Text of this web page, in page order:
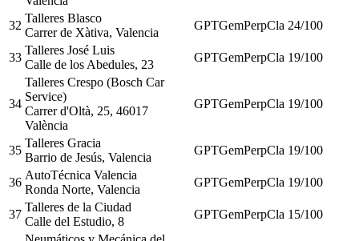
32
Talleres Blasco
Carrer de Xàtiva, Valencia
GPTGemPerpCla 24/100
33
Talleres José Luis
Calle de los Abedules, 23
GPTGemPerpCla 19/100
34
Talleres Crespo (Bosch Car
Service)
Carrer d'Oltà, 25, 46017
València
GPTGemPerpCla 19/100
35
Talleres Gracia
Barrio de Jesús, Valencia
GPTGemPerpCla 19/100
36
AutoTécnica Valencia
Ronda Norte, Valencia
GPTGemPerpCla 19/100
37
Talleres de la Ciudad
Calle del Estudio, 8
GPTGemPerpCla 15/100